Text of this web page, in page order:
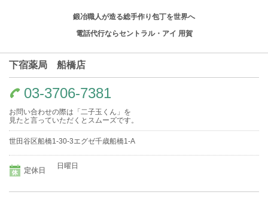
鍛冶職人が造る総手作り包丁を世界へ
電話代行ならセントラル・アイ 用賀
下宿薬局 船橋店
03-3706-7381
お問い合わせの際は「二子玉くん」を
見たと言っていただくとスムーズです。
世田谷区船橋1-30-3エグゼ千歳船橋1-A
定休日
日曜日